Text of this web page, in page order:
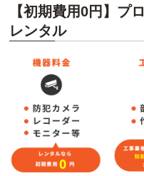
【初期費用0円】プ
レンタル